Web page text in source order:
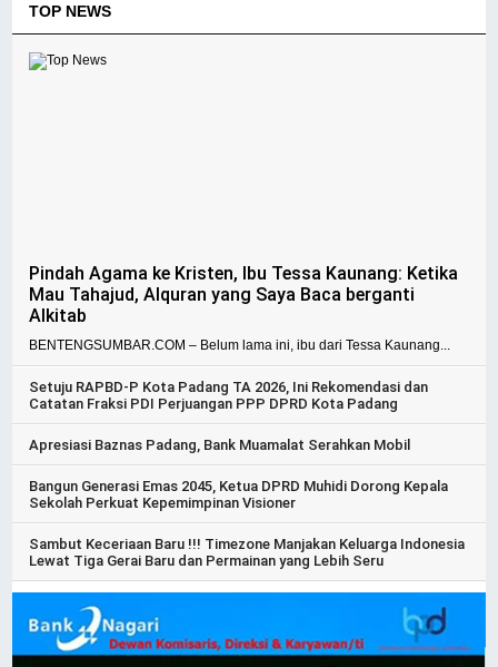
TOP NEWS
Pindah Agama ke Kristen, Ibu Tessa Kaunang: Ketika
Mau Tahajud, Alquran yang Saya Baca berganti
Alkitab
BENTENGSUMBAR.COM – Belum lama ini, ibu dari Tessa Kaunang...
Setuju RAPBD-P Kota Padang TA 2026, Ini Rekomendasi dan
Catatan Fraksi PDI Perjuangan PPP DPRD Kota Padang
Apresiasi Baznas Padang, Bank Muamalat Serahkan Mobil
Bangun Generasi Emas 2045, Ketua DPRD Muhidi Dorong Kepala
Sekolah Perkuat Kepemimpinan Visioner
Sambut Keceriaan Baru !!! Timezone Manjakan Keluarga Indonesia
Lewat Tiga Gerai Baru dan Permainan yang Lebih Seru